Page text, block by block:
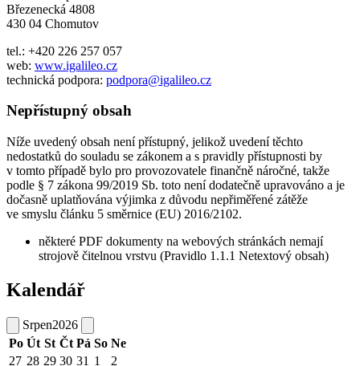
Březenecká 4808
430 04 Chomutov
tel.: +420 226 257 057
web: www.igalileo.cz
technická podpora: podpora@igalileo.cz
Nepřístupný obsah
Níže uvedený obsah není přístupný, jelikož uvedení těchto
nedostatků do souladu se zákonem a s pravidly přístupnosti by
v tomto případě bylo pro provozovatele finančně náročné, takže
podle § 7 zákona 99/2019 Sb. toto není dodatečně upravováno a je
dočasně uplatňována výjimka z důvodu nepřiměřené zátěže
ve smyslu článku 5 směrnice (EU) 2016/2102.
některé PDF dokumenty na webových stránkách nemají
strojově čitelnou vrstvu (Pravidlo 1.1.1 Netextový obsah)
Kalendář
Srpen2026
Po Út St Čt Pá So Ne
27 28 29 30 31 1
2